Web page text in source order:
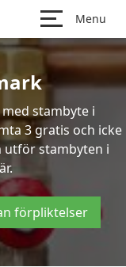
Menu
stambyte i
3 gratis och icke
stambyten i
förpliktelser